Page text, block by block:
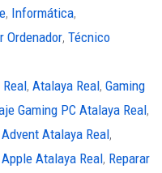
, Informática,
Ordenador, Técnico
,Atalaya Real,Gaming
Gaming PC Atalaya Real,
Atalaya Real,
Atalaya Real, Reparar